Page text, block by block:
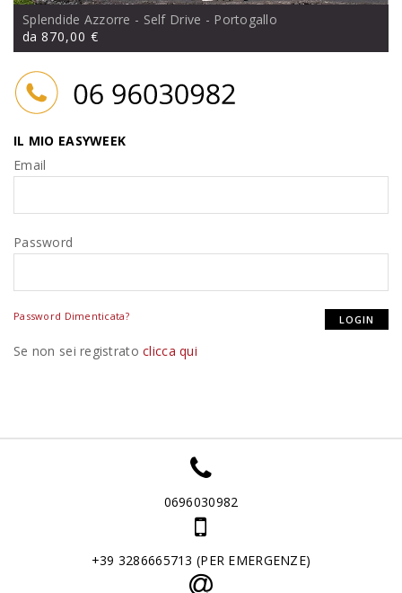
Splendide Azzorre - Self Drive - Portogallo
da 870,00 €
IL MIO EASYWEEK
Email
Password
Password Dimenticata?
Se non sei registratoclicca qui
0696030982
+39 3286665713 (PER EMERGENZE)